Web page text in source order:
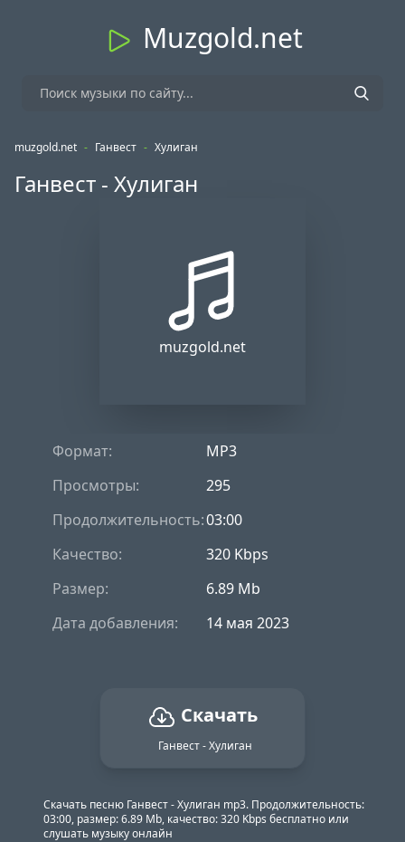
Muzgold.net
muzgold.net - Ганвест - Хулиган
Ганвест - Хулиган
muzgold.net
Формат:
MP3
Просмотры:
295
Продолжительность:03:00
Качество:
320 Kbps
Размер:
6.89 Mb
Дата добавления:
14 мая 2023
Скачать
Ганвест - Хулиган
Скачать песню Ганвест - Хулиган mp3. Продолжительность:
03:00, размер: 6.89 Mb, качество: 320 Kbps бесплатно или
слушать музыку онлайн